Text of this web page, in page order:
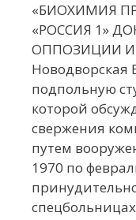
«БИОХИМИЯ
«РОССИЯ 1»
ОППОЗИЦИИ И
Новодворская
подпольную
которой
свержения
путем
1970 по